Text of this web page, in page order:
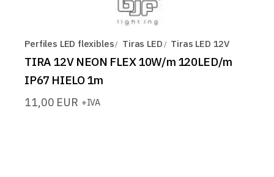
Perfiles LED flexibles Tiras LED Tiras LED 12V
TIRA 12V NEON FLEX 10W/m 120LED/m
IP67 HIELO 1m
11,00 EUR +IVA